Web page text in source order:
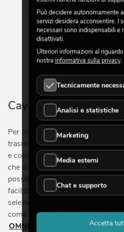
Mostra di
Cavi e connettori
Per ottenere segnali audio di
trasmissione professionale del
e connettori audio adeguati. La
che digitale) avviene tramite i
possibile collegare tra loro
facilità. Nel nostro negozio
selezione di adattatori audio e
come HICON e SCHILL, oltre ai
OMNITRONIC
PSSO.
Può decidere autonomamente
servizi desidera acconsentire. I
necessari sono indispensabili e
disattivati.
Ulteriori informazioni al
nostra informativa sulla privacy.
Tecnicamente
Analisi e statistiche
Marketing
Media esterni
Chat e supporto
Accetta